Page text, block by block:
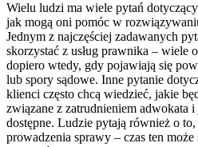
Wielu ludzi ma wiele pytań
jak mogą oni pomóc w
Jednym z najczęściej zadawanych
skorzystać z usług prawnika – wiele
dopiero wtedy, gdy pojawiają się
lub spory sądowe. Inne pytanie
klienci często chcą wiedzieć, jakie
związane z zatrudnieniem adwokata i
dostępne. Ludzie pytają również o
prowadzenia sprawy – czas ten